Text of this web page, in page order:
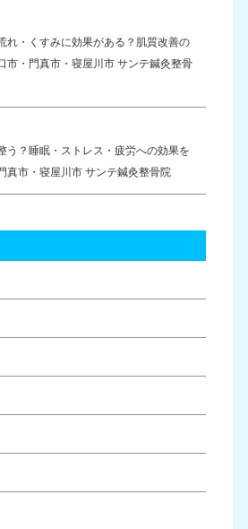
れ・くすみに効果がある？肌質改善の
市・門真市・寝屋川市 サンテ鍼灸整骨
う？睡眠・ストレス・疲労への効果を
真市・寝屋川市 サンテ鍼灸整骨院